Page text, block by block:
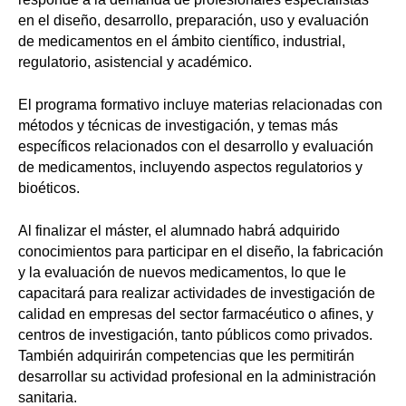
en el diseño, desarrollo, preparación, uso y evaluación
de medicamentos en el ámbito científico, industrial,
regulatorio, asistencial y académico.
El programa formativo incluye materias relacionadas con
métodos y técnicas de investigación, y temas más
específicos relacionados con el desarrollo y evaluación
de medicamentos, incluyendo aspectos regulatorios y
bioéticos.
Al finalizar el máster, el alumnado habrá adquirido
conocimientos para participar en el diseño, la fabricación
y la evaluación de nuevos medicamentos, lo que le
capacitará para realizar actividades de investigación de
calidad en empresas del sector farmacéutico o afines, y
centros de investigación, tanto públicos como privados.
También adquirirán competencias que les permitirán
desarrollar su actividad profesional en la administración
sanitaria.